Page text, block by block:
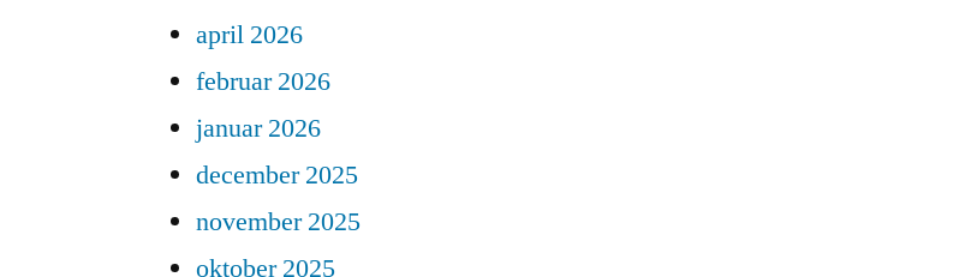
april 2026
februar 2026
januar 2026
december 2025
november 2025
oktober 2025